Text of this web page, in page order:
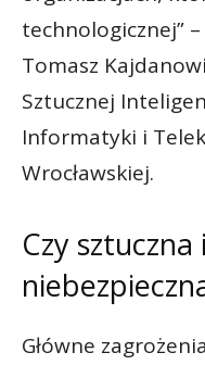
technologicznej”
Tomasz
Sztucznej
Informatyki i
Wrocławskiej.
Czy
Główne